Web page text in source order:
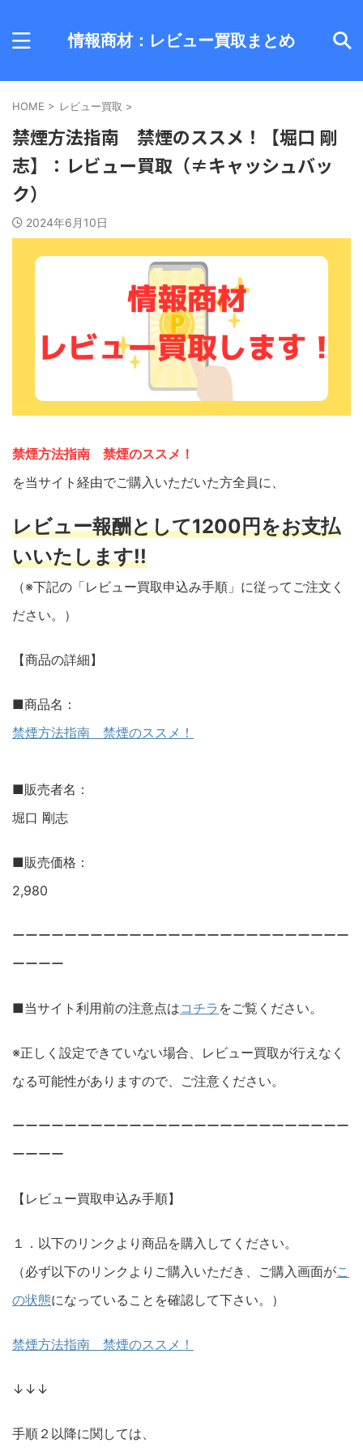
情報商材：レビュー買取まとめ
HOME > レビュー買取 >
禁煙方法指南 禁煙のススメ！【堀口 剛
志】：レビュー買取（≠キャッシュバッ
ク）
2024年6月10日
禁煙方法指南 禁煙のススメ！
を当サイト経由でご購入いただいた方全員に、
レビュー報酬として1200円をお支払
いいたします!!
（※下記の「レビュー買取申込み手順」に従ってご注文く
ださい。）
【商品の詳細】
■商品名：
禁煙方法指南 禁煙のススメ！
■販売者名：
堀口 剛志
■販売価格：
2,980
ーーーーーーーーーーーーーーーーーーーーーーーーーー
ーーーー
■当サイト利用前の注意点はコチラ をご覧ください。
※正しく設定できていない場合、レビュー買取が行えなく
なる可能性がありますので、ご注意ください。
ーーーーーーーーーーーーーーーーーーーーーーーーーー
ーーーー
【レビュー買取申込み手順】
１．以下のリンクより商品を購入してください。
（必ず以下のリンクよりご購入いただき、ご購入画面がこ
の状態になっていることを確認して下さい。）
禁煙方法指南 禁煙のススメ！
↓↓↓
手順２以降に関しては、